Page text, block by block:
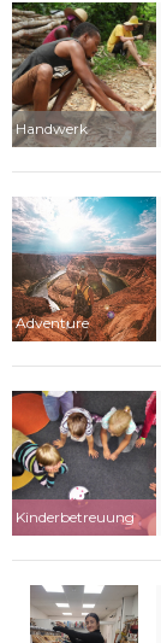
Handwerk
Adventure
Kinderbetreuung